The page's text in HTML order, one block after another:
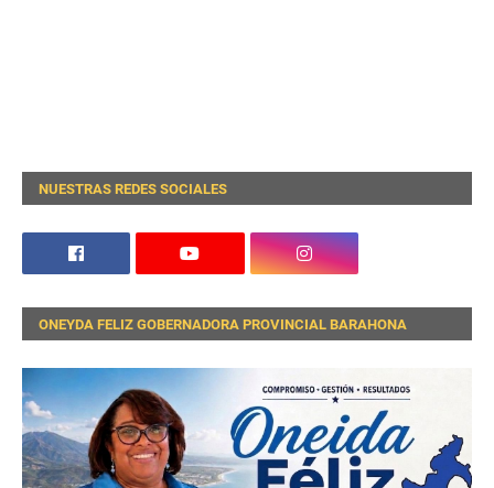
NUESTRAS REDES SOCIALES
ONEYDA FELIZ GOBERNADORA PROVINCIAL BARAHONA